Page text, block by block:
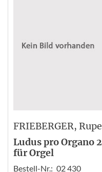
FRIEBERGER,
Ludus pro Organo
für Orgel
Bestell-Nr.: 02 430